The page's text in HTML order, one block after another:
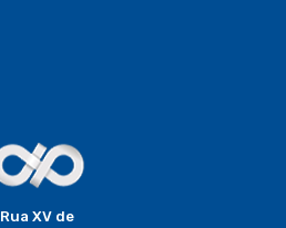
Rua XV de